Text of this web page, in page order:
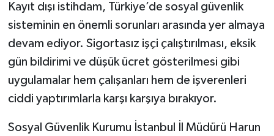
Kayıt dışı istihdam, Türkiye’de sosyal güvenlik
sisteminin en önemli sorunları arasında yer almaya
devam ediyor. Sigortasız işçi çalıştırılması, eksik
gün bildirimi ve düşük ücret gösterilmesi gibi
uygulamalar hem çalışanları hem de işverenleri
ciddi yaptırımlarla karşı karşıya bırakıyor.
Sosyal Güvenlik Kurumu İstanbul İl Müdürü Harun